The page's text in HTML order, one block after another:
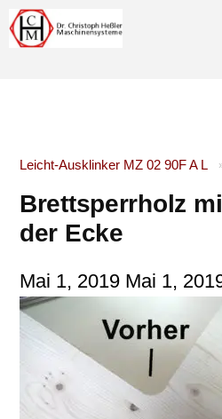
Leicht-Ausklinker MZ 02 90F A L
Brettsperrholz
der Ecke
Mai 1, 2019 Mai 1,